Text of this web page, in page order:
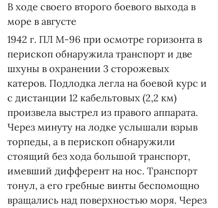
В ходе своего второго боевого выхода в
море в августе
1942 г. ПЛ М-96 при осмотре горизонта в
перископ обнаружила транспорт и две
шхуны в охранении 3 сторожевых
катеров. Подлодка легла на боевой курс и
с дистанции 12 кабельтовых (2,2 км)
произвела выстрел из правого аппарата.
Через минуту на лодке услышали взрыв
торпеды, а в перископ обнаружили
стоящий без хода большой транспорт,
имевший дифферент на нос. Транспорт
тонул, а его гребные винты беспомощно
вращались над поверхностью моря. Через